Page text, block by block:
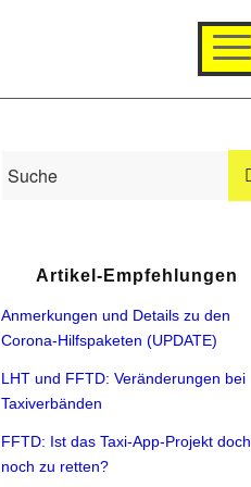
Artikel-Empfehlungen
Anmerkungen und Details zu den
Corona-Hilfspaketen (UPDATE)
LHT und FFTD: Veränderungen bei
Taxiverbänden
FFTD: Ist das Taxi-App-Projekt doch
noch zu retten?